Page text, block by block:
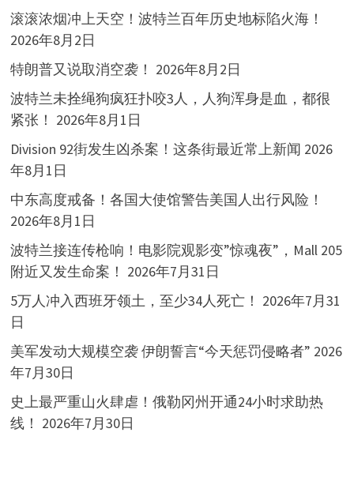
滚滚浓烟冲上天空！波特兰百年历史地标陷火海！
2026年8月2日
特朗普又说取消空袭！ 2026年8月2日
波特兰未拴绳狗疯狂扑咬3人，人狗浑身是血，都很
紧张！ 2026年8月1日
Division 92街发生凶杀案！这条街最近常上新闻 2026
年8月1日
中东高度戒备！各国大使馆警告美国人出行风险！
2026年8月1日
波特兰接连传枪响！电影院观影变”惊魂夜”，Mall 205
附近又发生命案！ 2026年7月31日
5万人冲入西班牙领土，至少34人死亡！ 2026年7月31
日
美军发动大规模空袭 伊朗誓言“今天惩罚侵略者” 2026
年7月30日
史上最严重山火肆虐！俄勒冈州开通24小时求助热
线！ 2026年7月30日